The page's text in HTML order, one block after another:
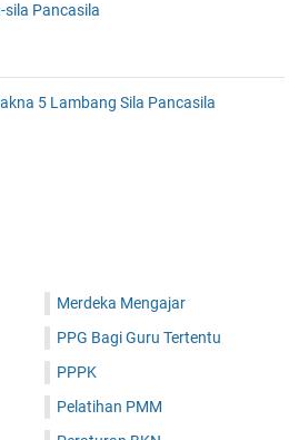
sila Pancasila
5 Lambang Sila Pancasila
Merdeka Mengajar
PPG Bagi Guru Tertentu
PPPK
Pelatihan PMM